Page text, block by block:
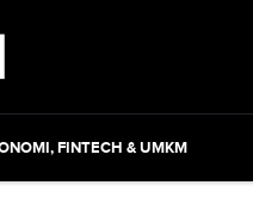
FINTECH & UMKM